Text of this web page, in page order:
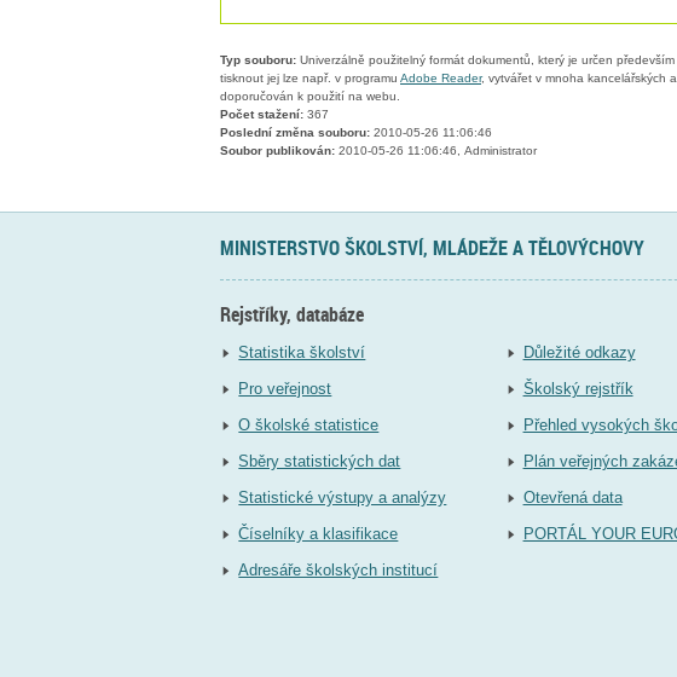
Typ souboru: Univerzálně použitelný formát dokumentů, který je určen
tisknout jej lze např. v programu Adobe Reader, vytvářet v mnoha kancelářských
doporučován k použití na webu.
Počet stažení: 367
Poslední změna souboru: 2010-05-26 11:06:46
Soubor publikován: 2010-05-26 11:06:46, Administrator
MINISTERSTVO ŠKOLSTVÍ, MLÁDEŽE A TĚLOVÝCHOVY
Rejstříky, databáze
Statistika školství
Pro veřejnost
O školské statistice
Sběry statistických dat
Statistické výstupy a analýzy
Číselníky a klasifikace
Adresáře školských institucí
Důležité odkazy
Školský rejstřík
Přehled vysokých
Plán veřejných
Otevřená data
PORTÁL YOUR